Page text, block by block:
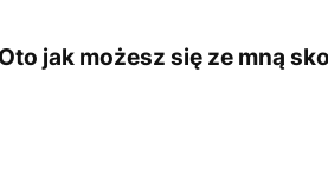
jak możesz się ze mną